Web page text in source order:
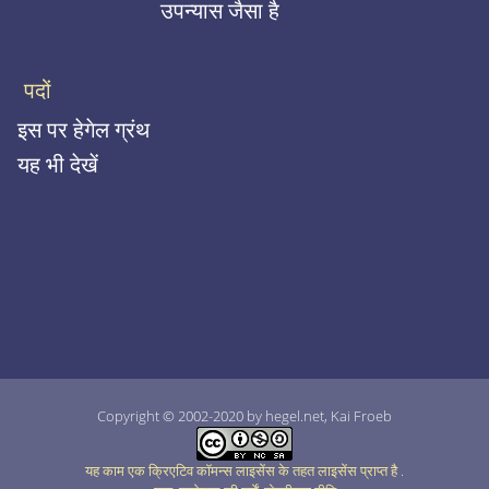
उपन्यास जैसा है
पदों
इस पर हेगेल ग्रंथ
यह भी देखें
Copyright © 2002-2020 by hegel.net, Kai Froeb
यह काम एक क्रिएटिव कॉमन्स लाइसेंस के तहत लाइसेंस प्राप्त है.